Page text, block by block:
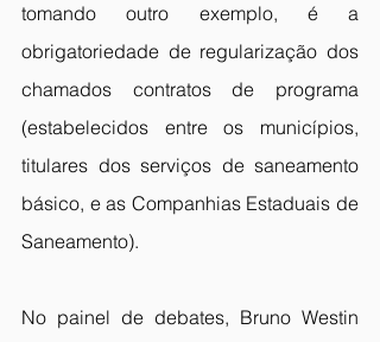
tomando outro exemplo, é a
obrigatoriedade de regularização dos
chamados contratos de programa
(estabelecidos entre os municípios,
titulares dos serviços de saneamento
básico, e as Companhias Estaduais de
Saneamento).
No painel de debates, Bruno Westin